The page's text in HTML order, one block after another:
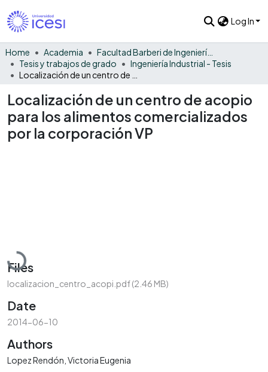
Log In
Home Academia
Facultad Barberi de Ingeniería, Diseño y Ciencias Aplicadas
Tesis y trabajos de grado
Ingeniería Industrial - Tesis
Localización de un centro de acopio
para los alimentos comercializados
por la corporación VP
Loading...
Files
localizacion_centro_acopi.pdf(2.46 MB)
Date
2014-06-10
Authors
Lopez Rendón, Victoria Eugenia